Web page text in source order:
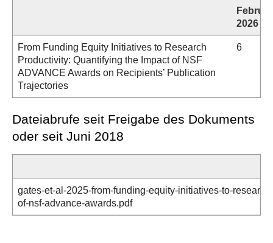
Februar
2026
From Funding Equity Initiatives to Research
Productivity: Quantifying the Impact of NSF
ADVANCE Awards on Recipients’ Publication
Trajectories
6
Dateiabrufe seit Freigabe des Dokuments
oder seit Juni 2018
gates-et-al-2025-from-funding-equity-initiatives-to-
of-nsf-advance-awards.pdf